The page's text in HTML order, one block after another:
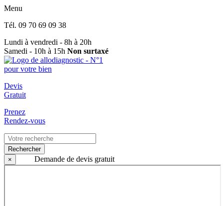
Menu
Tél. 09 70 69 09 38
Lundi à vendredi - 8h à 20h
Samedi - 10h à 15h Non surtaxé
Devis
Gratuit
Prenez
Rendez-vous
Rechercher
×
Demande de devis gratuit